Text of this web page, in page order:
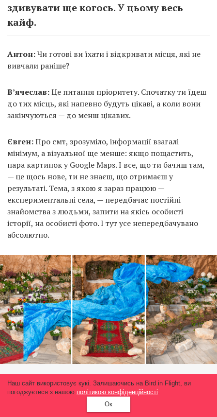
здивувати ще когось. У цьому весь
кайф.
Антон:Чи готові ви їхати і відкривати місця, які не
вивчали раніше?
В’ячеслав:Це питання пріоритету. Спочатку ти їдеш
до тих місць, які напевно будуть цікаві, а коли вони
закінчуються — до менш цікавих.
Євген:Про смт, зрозуміло, інформації взагалі
мінімум, а візуальної ще менше: якщо пощастить,
пара картинок у Google Maps. І все, що ти бачиш там,
— це щось нове, ти не знаєш, що отримаєш у
результаті. Тема, з якою я зараз працюю —
експериментальні села, — передбачає постійні
знайомства з людьми, запити на якісь особисті
історії, на особисті фото. І тут усе непередбачувано
абсолютно.
В’ячеслав Поляков та Олена Субач, із проєкту «Місто
садів»
Наш сайт використовує кукі. Залишаючись на Bird in Flight, ви
погоджуєтеся з нашою політикою конфіденційності.
Ок